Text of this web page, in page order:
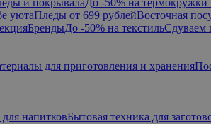
уютаПледы от 699 рублейВосточная
БрендыДо -50% на текстильСдуваем
для приготовления и хранения
напитковБытовая техника для